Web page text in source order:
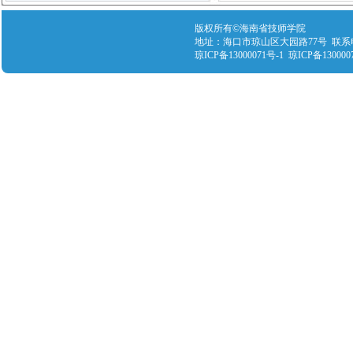
版权所有©海南省技师学院
地址：海口市琼山区大园路77号 联系
琼ICP备13000071号-1 琼ICP备